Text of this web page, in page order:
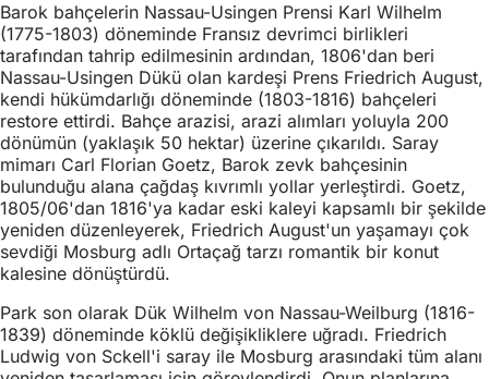
Barok bahçelerin Nassau-Usingen Prensi Karl Wilhelm
(1775-1803) döneminde Fransız devrimci birlikleri
tarafından tahrip edilmesinin ardından, 1806'dan beri
Nassau-Usingen Dükü olan kardeşi Prens Friedrich August,
kendi hükümdarlığı döneminde (1803-1816) bahçeleri
restore ettirdi. Bahçe arazisi, arazi alımları yoluyla 200
dönümün (yaklaşık 50 hektar) üzerine çıkarıldı. Saray
mimarı Carl Florian Goetz, Barok zevk bahçesinin
bulunduğu alana çağdaş kıvrımlı yollar yerleştirdi. Goetz,
1805/06'dan 1816'ya kadar eski kaleyi kapsamlı bir şekilde
yeniden düzenleyerek, Friedrich August'un yaşamayı çok
sevdiği Mosburg adlı Ortaçağ tarzı romantik bir konut
kalesine dönüştürdü.
Park son olarak Dük Wilhelm von Nassau-Weilburg (1816-
1839) döneminde köklü değişikliklere uğradı. Friedrich
Ludwig von Sckell'i saray ile Mosburg arasındaki tüm alanı